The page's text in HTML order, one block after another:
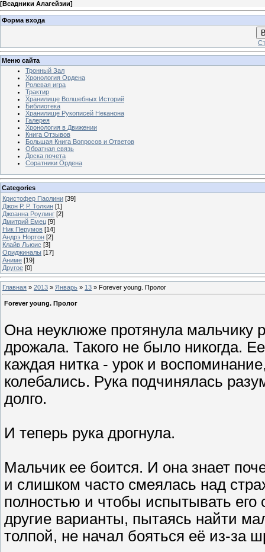
[Всадники Алагейзии]
Форма входа
Меню сайта
Тронный Зал
Хронология Ордена
Ролевая игра
Трактир
Хранилище Волшебных Историй
Библиотека
Хранилище Рукописей Неканона
Галерея
Хронология в Движении
Книга Отзывов
Большая Книга Вопросов и Ответов
Обратная связь
Доска почета
Соратники Ордена
Categories
Кристофер Паолини [39]
Джон Р. Р. Толкин [1]
Джоанна Роулинг [2]
Дмитрий Емец [9]
Ник Перумов [14]
Андрэ Нортон [2]
Клайв Льюис [3]
Ориджиналы [17]
Аниме [19]
Другое [0]
Главная » 2013 » Январь » 13 » Forever young. Пролог
Forever young. Пролог
Она неуклюже протянула мальчику
дрожала. Такого не было никогда.
каждая нитка - урок и
колебались. Рука подчинялась
долго.
И теперь рука дрогнула.
Мальчик ее боится. И она знает
и слишком часто смеялась над
полностью и чтобы испытывать его
другие варианты, пытаясь найти
толпой, не начал бояться её из-за